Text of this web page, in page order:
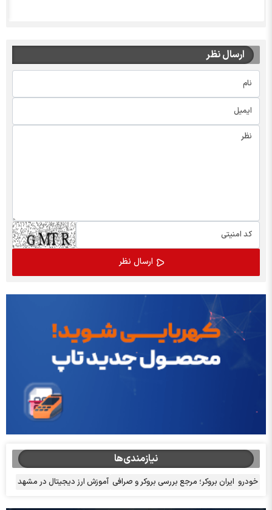
ارسال نظر
نیازمندی‌ها
خودرو ایران بروکر؛ مرجع بررسی بروکر و صرافی آموزش ارز دیجیتال در مشهد